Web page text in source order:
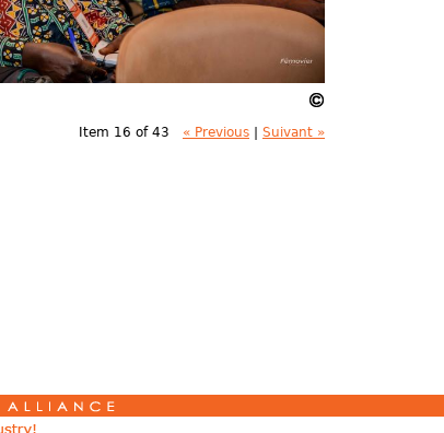
Item 16 of 43 « Previous | Suivant »